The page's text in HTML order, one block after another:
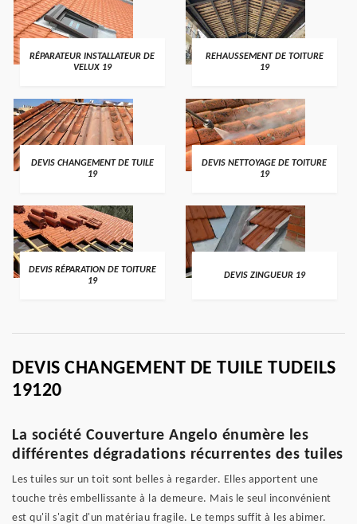
RÉPARATEUR INSTALLATEUR DE
VELUX 19
REHAUSSEMENT DE TOITURE
19
DEVIS CHANGEMENT DE TUILE
19
DEVIS NETTOYAGE DE TOITURE
19
DEVIS RÉPARATION DE TOITURE
19
DEVIS ZINGUEUR 19
DEVIS CHANGEMENT DE TUILE TUDEILS
19120
La société Couverture Angelo énumère les
différentes dégradations récurrentes des tuiles
Les tuiles sur un toit sont belles à regarder. Elles apportent une
touche très embellissante à la demeure. Mais le seul inconvénient
est qu'il s'agit d'un matériau fragile. Le temps suffit à les abimer.